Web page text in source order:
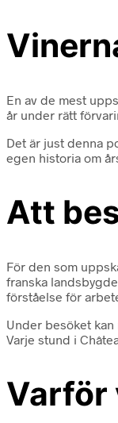
En av de mest
år under rätt
Det är just denna
egen historia om
Att
För den som
franska
förståelse för
Under besöket
Varje stund i
Varför